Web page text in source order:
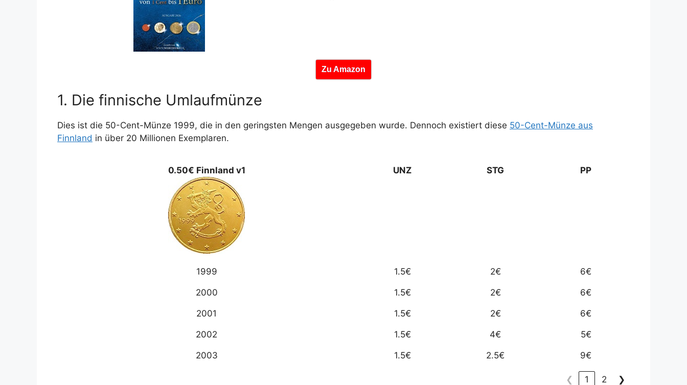
Zu Amazon
1. Die finnische Umlaufmünze
Dies ist die 50-Cent-Münze 1999, die in den geringsten Mengen ausgegeben wurde. Dennoch existiert diese 50-Cent-Münze aus
Finnland in über 20 Millionen Exemplaren.
0.50€ Finnland v1 UNZ STG PP
1999 1.5€ 2€ 6€
2000 1.5€ 2€ 6€
2001 1.5€ 2€ 6€
2002 1.5€ 4€ 5€
2003 1.5€ 2.5€ 9€
❮ 1 2 ❯